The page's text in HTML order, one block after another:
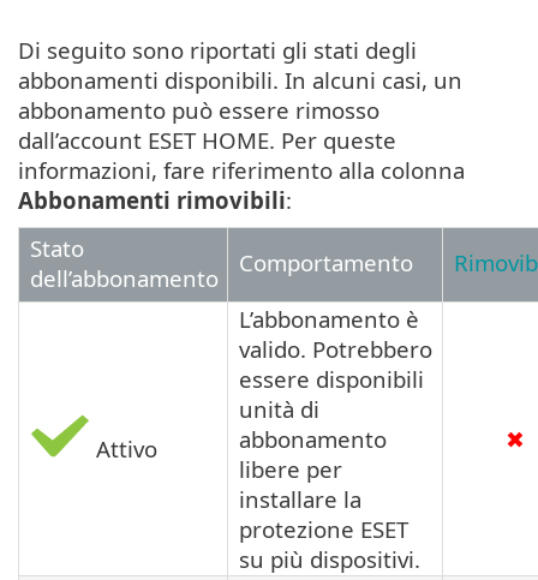
Di seguito sono riportati gli stati degli
abbonamenti disponibili. In alcuni casi, un
abbonamento può essere rimosso
dall’account ESET HOME. Per queste
informazioni, fare riferimento alla colonna
Abbonamenti rimovibili:
Stato
dell’abbonamento
Comportamento
Attivo
L’abbonamento è
valido. Potrebbero
essere disponibili
unità di
abbonamento
libere per
installare la
protezione ESET
su più dispositivi.
✖